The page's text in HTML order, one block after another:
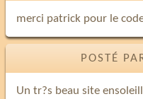
merci patrick pour le
POSTÉ
Un tr?s beau site